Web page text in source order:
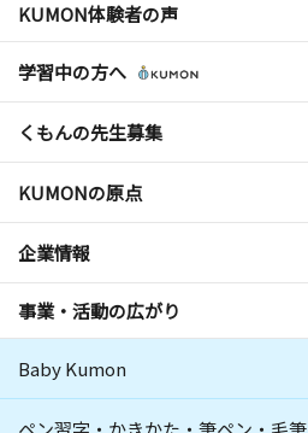
KUMON体験者の声
学習中の方へ
くもんの先生募集
KUMONの原点
企業情報
事業・活動の広がり
Baby Kumon